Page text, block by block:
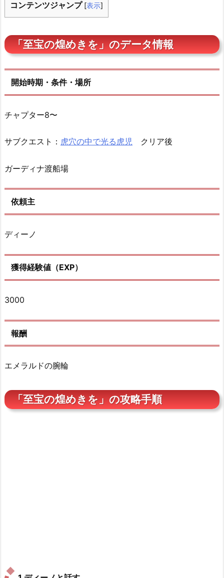
コンテンツジャンプ [表示]
「至宝の煌めきを」のデータ情報
開始時期・条件・場所
チャプター8〜
サブクエスト： 虎穴の中で光る虎児 クリア後
ガーディナ渡船場
依頼主
ディーノ
獲得経験値（EXP）
3000
報酬
エメラルドの腕輪
「至宝の煌めきを」の攻略手順